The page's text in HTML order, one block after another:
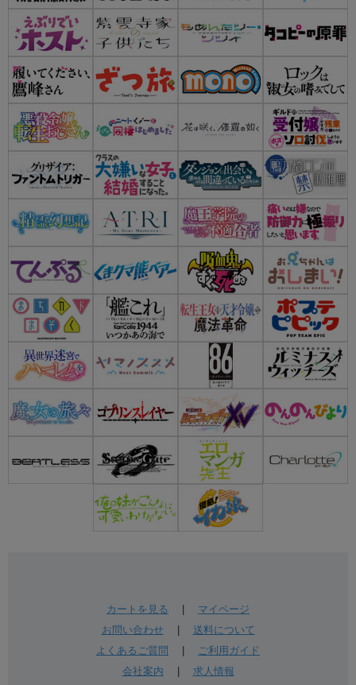
カートを見る
マイページ
お問い合わせ| 送料について
よくあるご質問
ご利用ガイド
会社案内
求人情報